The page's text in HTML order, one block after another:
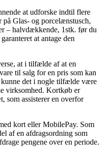
at udforske indtil flere
på Glas- og porcelænstusch,
– halvdækkende, 1stk. før du
at antage den
at i tilfælde af at en
til salg for en pris som kan
kunne det i nogle tilfælde være
virksomhed. Kortkøb er
som assisterer en overfor
kort eller MobilePay. Som
af en afdragsordning som
pengene over en periode.